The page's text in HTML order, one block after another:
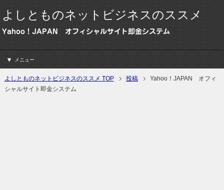
よしとものネットビジネスのススメ
Yahoo！JAPAN オフィシャルサイト即金システム
メニュー
よしとものネットビジネスのススメ TOP 投稿
Yahoo！JAPAN オフィ
シャルサイト即金システム